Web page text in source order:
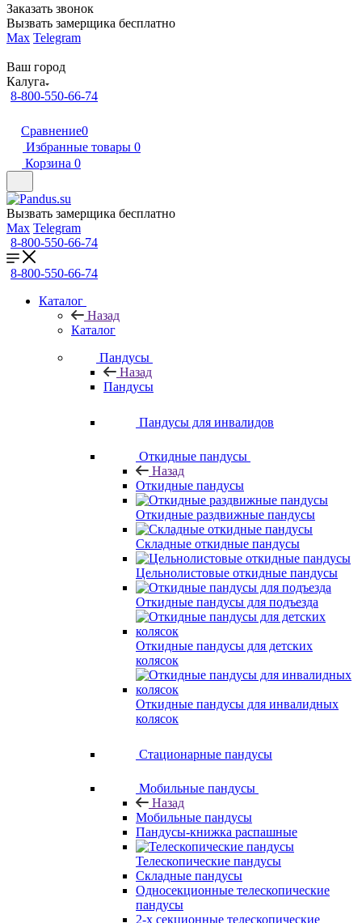
Заказать звонок
Вызвать замерщика бесплатно
Max Telegram
Ваш город
Калуга
8-800-550-66-74
Сравнение0
Избранные товары 0
Корзина 0
Вызвать замерщика бесплатно
Max Telegram
8-800-550-66-74
8-800-550-66-74
Каталог
Назад
Каталог
Пандусы
Назад
Пандусы
Пандусы для инвалидов
Откидные пандусы
Назад
Откидные пандусы
Откидные раздвижные пандусы
Складные откидные пандусы
Цельнолистовые откидные пандусы
Откидные пандусы для подъезда
Откидные пандусы для детских
колясок
Откидные пандусы для инвалидных
колясок
Стационарные пандусы
Мобильные пандусы
Назад
Мобильные пандусы
Пандусы-книжка распашные
Телескопические пандусы
Складные пандусы
Односекционные телескопические
пандусы
2-х секционные телескопические